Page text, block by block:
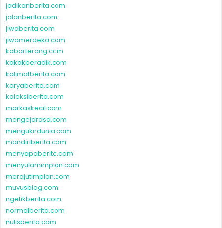
jadikanberita.com
jalanberita.com
jiwaberita.com
jiwamerdeka.com
kabarterang.com
kakakberadik.com
kalimatberita.com
karyaberita.com
koleksiberita.com
markaskecil.com
mengejarasa.com
mengukirdunia.com
mandiriberita.com
menyapaberita.com
menyulamimpian.com
merajutimpian.com
muvusblog.com
ngetikberita.com
normalberita.com
nulisberita.com